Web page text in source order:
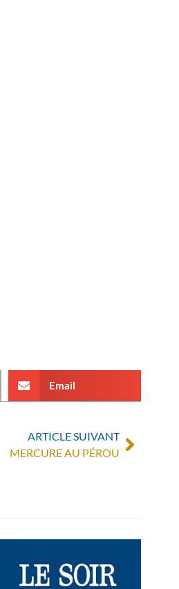
Email
ARTICLE SUIVANT
MERCURE AU PÉROU